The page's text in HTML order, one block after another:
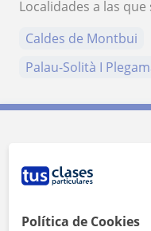
Localidades a las
Caldes de Montbui
Palau-Solità I
Política de Cookies